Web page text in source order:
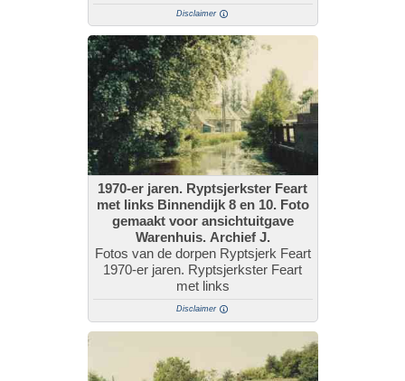
Disclaimer
1970-er jaren. Ryptsjerkster Feart
met links Binnendijk 8 en 10. Foto
gemaakt voor ansichtuitgave
Warenhuis. Archief J.
Fotos van de dorpen Ryptsjerk Feart
1970-er jaren. Ryptsjerkster Feart
met links
Disclaimer